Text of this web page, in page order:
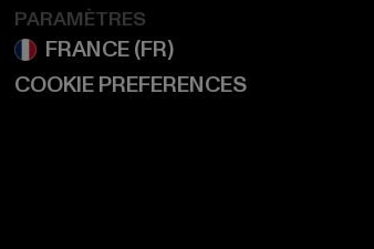
PARAMÈTRES
COOKIE PREFERENCES